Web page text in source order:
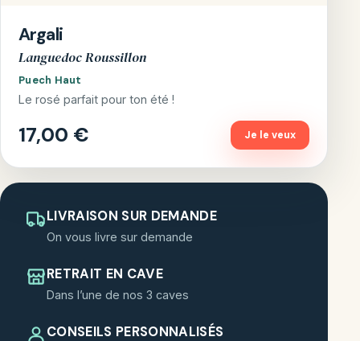
Argali
Languedoc Roussillon
Puech Haut
Le rosé parfait pour ton été !
17,00 € Je le veux
LIVRAISON SUR DEMANDE
On vous livre sur demande
RETRAIT EN CAVE
Dans l’une de nos 3 caves
CONSEILS PERSONNALISÉS